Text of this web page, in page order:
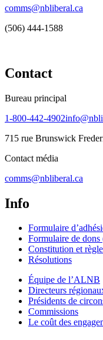
comms@nbliberal.ca
(506) 444-1588
Contact
Bureau principal
1-800-442-4902
715 rue Brunswick
Contact média
comms@nbliberal.ca
Info
Formulaire
Formulaire de
Constitution et
Résolutions
Équipe de l’ALNB
Directeurs
Présidents de
Commissions
Le coût des